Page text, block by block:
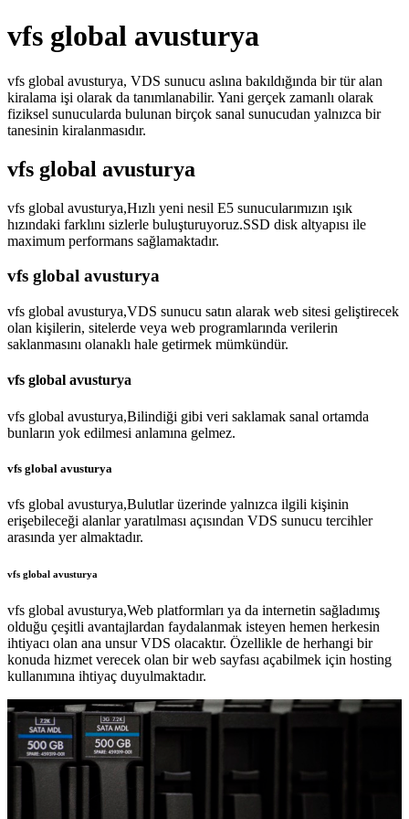
vfs global avusturya
vfs global avusturya, VDS sunucu aslına bakıldığında bir tür alan
kiralama işi olarak da tanımlanabilir. Yani gerçek zamanlı olarak
fiziksel sunucularda bulunan birçok sanal sunucudan yalnızca bir
tanesinin kiralanmasıdır.
vfs global avusturya
vfs global avusturya,Hızlı yeni nesil E5 sunucularımızın ışık
hızındaki farklını sizlerle buluşturuyoruz.SSD disk altyapısı ile
maximum performans sağlamaktadır.
vfs global avusturya
vfs global avusturya,VDS sunucu satın alarak web sitesi geliştirecek
olan kişilerin, sitelerde veya web programlarında verilerin
saklanmasını olanaklı hale getirmek mümkündür.
vfs global avusturya
vfs global avusturya,Bilindiği gibi veri saklamak sanal ortamda
bunların yok edilmesi anlamına gelmez.
vfs global avusturya
vfs global avusturya,Bulutlar üzerinde yalnızca ilgili kişinin
erişebileceği alanlar yaratılması açısından VDS sunucu tercihler
arasında yer almaktadır.
vfs global avusturya
vfs global avusturya,Web platformları ya da internetin sağladımış
olduğu çeşitli avantajlardan faydalanmak isteyen hemen herkesin
ihtiyacı olan ana unsur VDS olacaktır. Özellikle de herhangi bir
konuda hizmet verecek olan bir web sayfası açabilmek için hosting
kullanımına ihtiyaç duyulmaktadır.